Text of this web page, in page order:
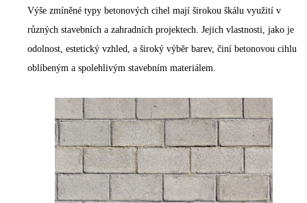
Výše zmíněné typy betonových cihel mají širokou škálu využití v
různých stavebních a zahradních projektech. Jejich vlastnosti, jako je
odolnost, estetický vzhled, a široký výběr barev, činí betonovou cihlu
oblíbeným a spolehlivým stavebním materiálem.